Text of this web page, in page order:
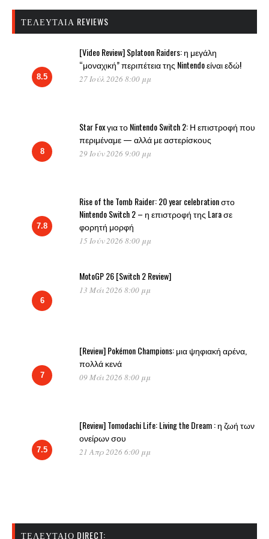
ΤΕΛΕΥΤΑΊΑ REVIEWS
8.5
[Video Review] Splatoon Raiders: η μεγάλη
“μοναχική” περιπέτεια της Nintendo είναι εδώ!
27 Ιούλ 2026 8:00 μμ
8
Star Fox για το Nintendo Switch 2: Η επιστροφή που
περιμέναμε — αλλά με αστερίσκους
29 Ιούν 2026 9:00 μμ
7.8
Rise of the Tomb Raider: 20 year celebration στο
Nintendo Switch 2 – η επιστροφή της Lara σε
φορητή μορφή
15 Ιούν 2026 8:00 μμ
6
MotoGP 26 [Switch 2 Review]
13 Μάι 2026 8:00 μμ
7
[Review] Pokémon Champions: μια ψηφιακή αρένα,
πολλά κενά
09 Μάι 2026 8:00 μμ
7.5
[Review] Tomodachi Life: Living the Dream : η ζωή των
ονείρων σου
21 Απρ 2026 6:00 μμ
ΤΕΛΕΥΤΑΊΟ DIRECT: